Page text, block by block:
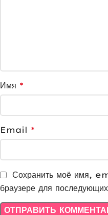
Имя *
Email *
Сохранить моё имя,
браузере для